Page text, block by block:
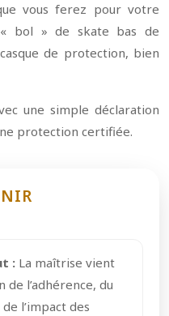
vous ferez pour votre
« bol » de skate bas de
de protection, bien
une simple déclaration
protection certifiée.
: La maîtrise vient
l’adhérence, du
l’impact des